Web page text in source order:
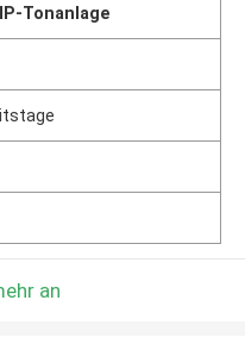
Tonanlage
an